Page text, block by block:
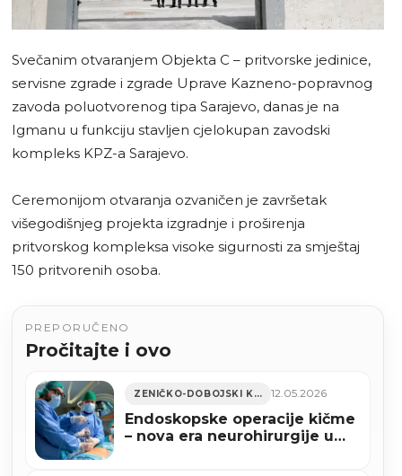
Svečanim otvaranjem Objekta C – pritvorske jedinice,
servisne zgrade i zgrade Uprave Kazneno-popravnog
zavoda poluotvorenog tipa Sarajevo, danas je na
Igmanu u funkciju stavljen cjelokupan zavodski
kompleks KPZ-a Sarajevo.
Ceremonijom otvaranja ozvaničen je završetak
višegodišnjeg projekta izgradnje i proširenja
pritvorskog kompleksa visoke sigurnosti za smještaj
150 pritvorenih osoba.
PREPORUČENO
Pročitajte i ovo
ZENIČKO-DOBOJSKI KANTON 12.05.2026
Endoskopske operacije kičme
– nova era neurohirurgije u